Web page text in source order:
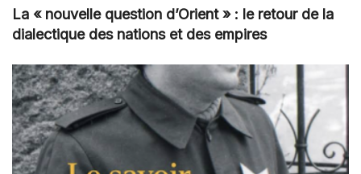
La « nouvelle question d’Orient » : le retour de la
dialectique des nations et des empires